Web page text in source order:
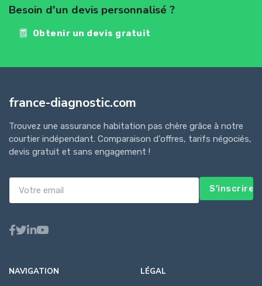
Besoin d'un devis personnalisé ?
Obtenir un devis gratuit
france-diagnostic.com
Trouvez une assurance habitation pas chère grâce à notre
courtier indépendant. Comparaison d'offres, tarifs négociés,
devis gratuit et sans engagement !
S'inscrire
NAVIGATION LÉGAL